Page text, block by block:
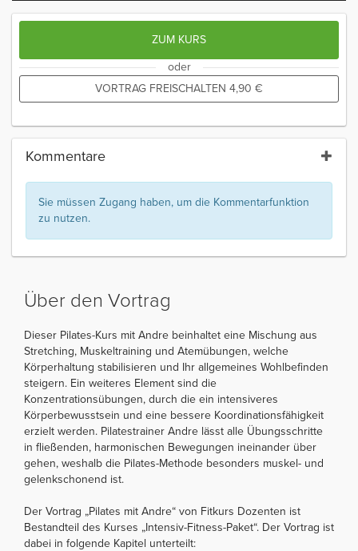
ZUM KURS
oder
VORTRAG FREISCHALTEN 4,90 €
Kommentare
Sie müssen Zugang haben, um die Kommentarfunktion
zu nutzen.
Über den Vortrag
Dieser Pilates-Kurs mit Andre beinhaltet eine Mischung aus
Stretching, Muskeltraining und Atemübungen, welche
Körperhaltung stabilisieren und Ihr allgemeines Wohlbefinden
steigern. Ein weiteres Element sind die
Konzentrationsübungen, durch die ein intensiveres
Körperbewusstsein und eine bessere Koordinationsfähigkeit
erzielt werden. Pilatestrainer Andre lässt alle Übungsschritte
in fließenden, harmonischen Bewegungen ineinander über
gehen, weshalb die Pilates-Methode besonders muskel- und
gelenkschonend ist.
Der Vortrag „Pilates mit Andre“ von Fitkurs Dozenten ist
Bestandteil des Kurses „Intensiv-Fitness-Paket“. Der Vortrag ist
dabei in folgende Kapitel unterteilt: